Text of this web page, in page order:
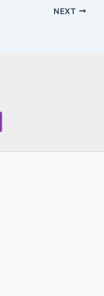
NEXT